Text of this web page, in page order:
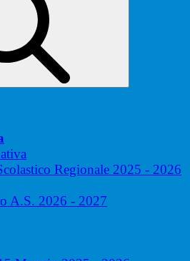
Regionale 2025 - 2026
A.S. 2026 - 2027